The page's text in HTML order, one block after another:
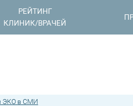
РЕЙТИНГ
КЛИНИК/ВРАЧЕЙ
ЭКО в СМИ